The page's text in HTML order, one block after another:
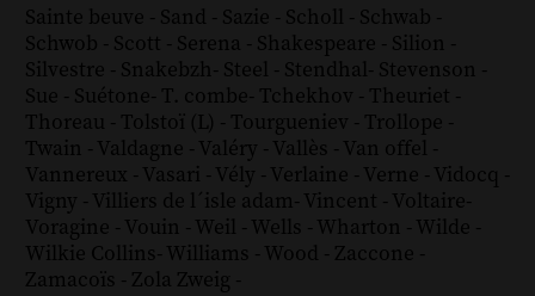
Sainte beuve - Sand - Sazie - Scholl - Schwab -
Schwob - Scott - Serena - Shakespeare - Silion -
Silvestre - Snakebzh- Steel - Stendhal- Stevenson -
Sue - Suétone- T. combe- Tchekhov - Theuriet -
Thoreau - Tolstoï (L) - Tourgueniev - Trollope -
Twain - Valdagne - Valéry - Vallès - Van offel -
Vannereux - Vasari - Vély - Verlaine - Verne - Vidocq -
Vigny - Villiers de l´isle adam- Vincent - Voltaire-
Voragine - Vouin - Weil - Wells - Wharton - Wilde -
Wilkie Collins- Williams - Wood - Zaccone -
Zamacoïs - Zola Zweig -